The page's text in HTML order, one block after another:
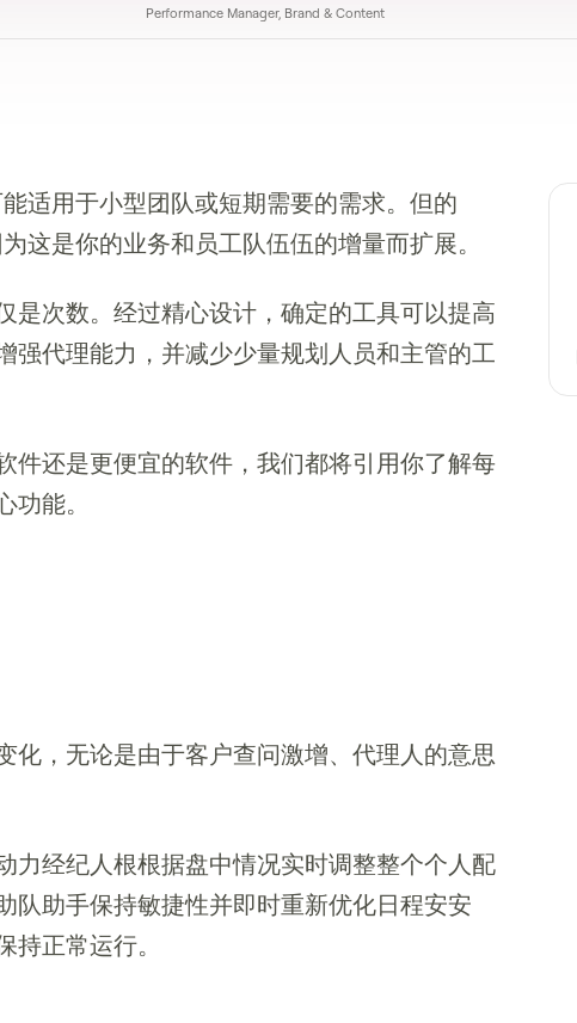
Performance Manager, Brand & Content
适用于小型团队或短期需要的需求。但的
这是你的业务和员工队伍伍的增量而扩展。
是次数。经过精心设计，确定的工具可以提高
强代理能力，并减少少量规划人员和主管的工
件还是更便宜的软件，我们都将引用你了解每
能。
化，无论是由于客户查问激增、代理人的意思
力经纪人根根据盘中情况实时调整整个个人配
队助手保持敏捷性并即时重新优化日程安安
正常运行。